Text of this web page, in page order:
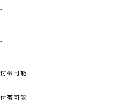
-
-
付帯可能
付帯可能